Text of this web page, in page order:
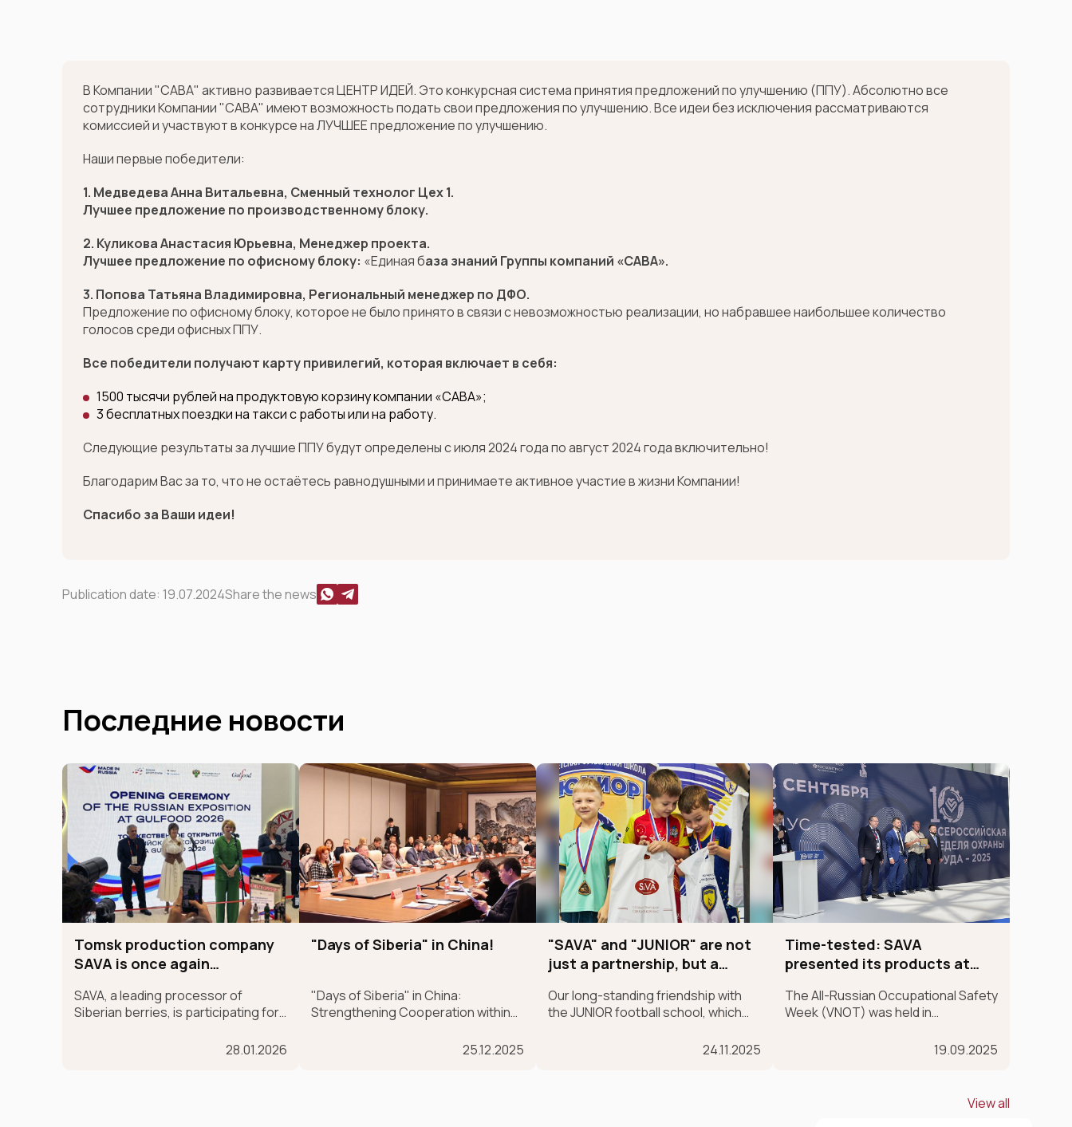
В Компании "САВА" активно развивается ЦЕНТР ИДЕЙ. Это конкурсная система принятия предложений по улучшению (ППУ). Абсолютно все
сотрудники Компании "САВА" имеют возможность подать свои предложения по улучшению. Все идеи без исключения рассматриваются
комиссией и участвуют в конкурсе на ЛУЧШЕЕ предложение по улучшению.
Наши первые победители:
1. Медведева Анна Витальевна, Сменный технолог Цех 1.
Лучшее предложение по производственному блоку.
2. Куликова Анастасия Юрьевна, Менеджер проекта.
Лучшее предложение по офисному блоку: «Единая база знаний Группы компаний «САВА».
3. Попова Татьяна Владимировна, Региональный менеджер по ДФО.
Предложение по офисному блоку, которое не было принято в связи с невозможностью реализации, но набравшее наибольшее количество
голосов среди офисных ППУ.
Все победители получают карту привилегий, которая включает в себя:
1500 тысячи рублей на продуктовую корзину компании «САВА»;
3 бесплатных поездки на такси с работы или на работу.
Следующие результаты за лучшие ППУ будут определены с июля 2024 года по август 2024 года включительно!
Благодарим Вас за то, что не остаётесь равнодушными и принимаете активное участие в жизни Компании!
Спасибо за Ваши идеи!
Publication date: 19.07.2024Share the news
Последние новости
Tomsk production company
SAVA is once again
SUPERFOODs at the
international GULFOOD
SAVA, a leading processor of
Siberian berries, is participating for
international food exhibition,28.01.2026
"Days of Siberia" in China!
"Days of Siberia" in China:
Strengthening Cooperation within
Logistics Supply Chain Forum25.12.2025
"SAVA" and "JUNIOR" are not
just a partnership, but a
champions
Our long-standing friendship with
the JUNIOR football school, which
a partnership; it's a sincere belief in
24.11.2025
Time-tested: SAVA
presented its products at
The All-Russian Occupational Safety
Week (VNOT) was held in
Federal University in the Krasnodar
19.09.2025
View all